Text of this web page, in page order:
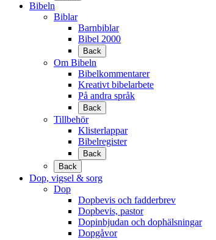
Bibeln
Biblar
Barnbiblar
Bibel 2000
Back
Om Bibeln
Bibelkommentarer
Kreativt bibelarbete
På andra språk
Back
Tillbehör
Klisterlappar
Bibelregister
Back
Back
Dop, vigsel & sorg
Dop
Dopbevis och fadderbrev
Dopbevis, pastor
Dopinbjudan och dophälsningar
Dopgåvor